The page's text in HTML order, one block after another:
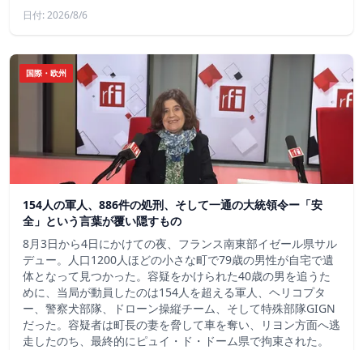
日付: 2026/8/6
国際・欧州
154人の軍人、886件の処刑、そして一通の大統領令ー「安
全」という言葉が覆い隠すもの
8月3日から4日にかけての夜、フランス南東部イゼール県サル
デュー。人口1200人ほどの小さな町で79歳の男性が自宅で遺
体となって見つかった。容疑をかけられた40歳の男を追うた
めに、当局が動員したのは154人を超える軍人、ヘリコプタ
ー、警察犬部隊、ドローン操縦チーム、そして特殊部隊GIGN
だった。容疑者は町長の妻を脅して車を奪い、リヨン方面へ逃
走したのち、最終的にピュイ・ド・ドーム県で拘束された。